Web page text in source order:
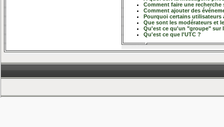
Comment faire une recherche
Comment ajouter des
Pourquoi certains utilisateurs
Que sont les modérateurs et
Qu'est ce qu'un "groupe" sur
Qu'est ce que l'UTC ?